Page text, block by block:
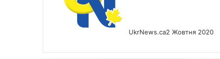
UkrNews.ca2 Жовтня 2020